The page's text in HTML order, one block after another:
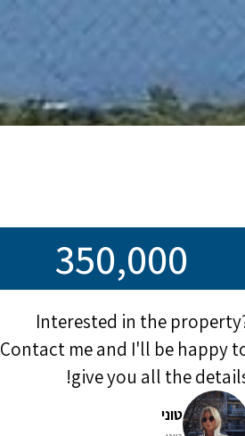
350,000
Interested in the
Contact me and I'll be happy
give you all the
טוני